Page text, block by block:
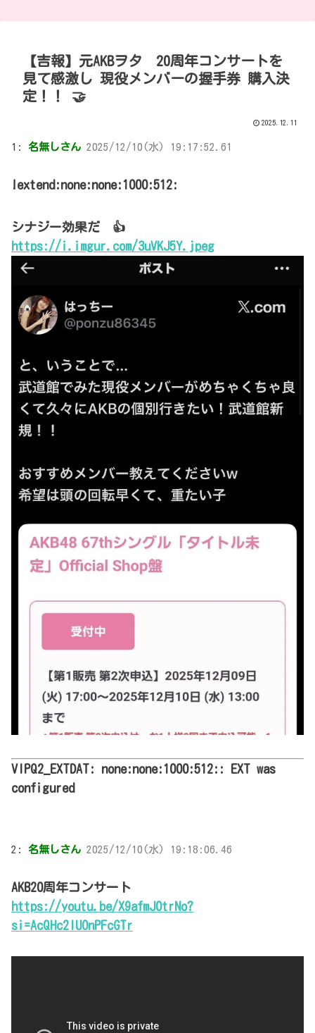
【吉報】元AKBヲタ 20周年コンサートを
見て感激し 現役メンバーの握手券 購入決
定！！ 🤝
2025.12.11
1: 名無しさん 2025/12/10(水) 19:17:52.61
!extend:none:none:1000:512:
シナジー効果だ 👍
https://i.imgur.com/3uVKJ5Y.jpeg
VIPQ2_EXTDAT: none:none:1000:512:: EXT was
configured
2: 名無しさん 2025/12/10(水) 19:18:06.46
AKB20周年コンサート
https://youtu.be/X9afmJ0trNo?
si=AcQHc2lUOnPFcGTr